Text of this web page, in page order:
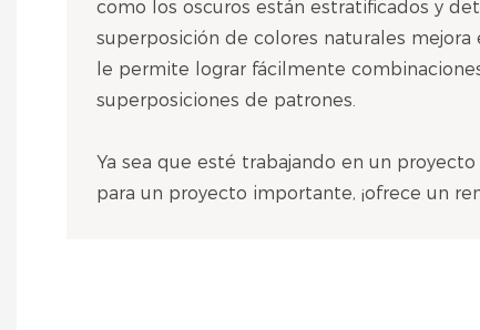
como los oscuros están estratificados y
superposición de colores naturales
le permite lograr fácilmente
superposiciones de patrones.
Ya sea que esté trabajando en un
para un proyecto importante, ¡ofrece un